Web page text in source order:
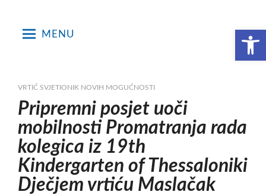
Open toolbar
MENU
VRTIĆ SVJETIONIK NOVIH MOGUĆNOSTI
Pripremni posjet uoči
mobilnosti Promatranja rada
kolegica iz 19th
Kindergarten of Thessaloniki
Dječjem vrtiću Maslačak